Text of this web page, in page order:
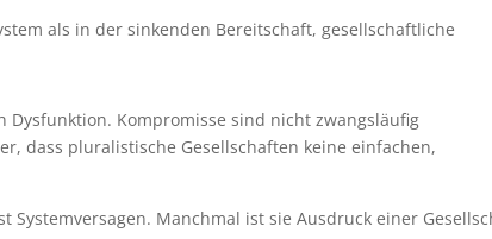
als in der sinkenden Bereitschaft, gesellschaftliche
Kompromisse sind nicht zwangsläufig
dass pluralistische Gesellschaften keine einfachen,
Manchmal ist sie Ausdruck einer